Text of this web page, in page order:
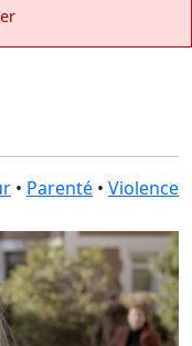
• Parenté • Violence